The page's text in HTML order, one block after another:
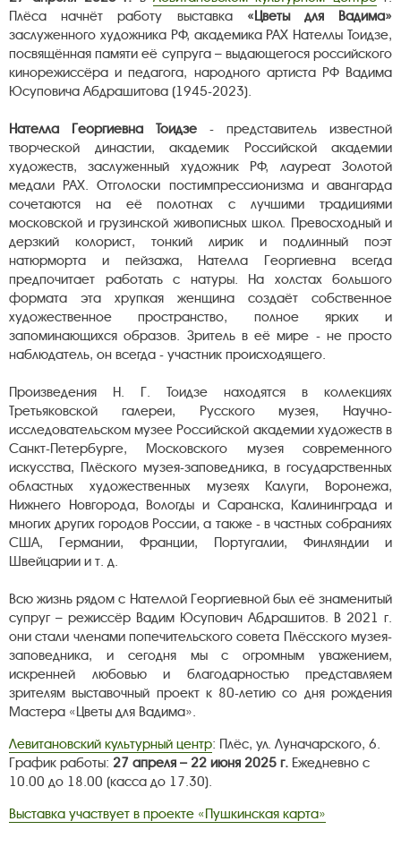
Плёса начнёт работу выставка «Цветы для Вадима»
заслуженного художника РФ, академика РАХ Нателлы Тоидзе,
посвящённая памяти её супруга – выдающегося российского
кинорежиссёра и педагога, народного артиста РФ Вадима
Юсуповича Абдрашитова (1945-2023).
Нателла Георгиевна Тоидзе - представитель известной
творческой династии, академик Российской академии
художеств, заслуженный художник РФ, лауреат Золотой
медали РАХ. Отголоски постимпрессионизма и авангарда
сочетаются на её полотнах с лучшими традициями
московской и грузинской живописных школ. Превосходный и
дерзкий колорист, тонкий лирик и подлинный поэт
натюрморта и пейзажа, Нателла Георгиевна всегда
предпочитает работать с натуры. На холстах большого
формата эта хрупкая женщина создаёт собственное
художественное пространство, полное ярких и
запоминающихся образов. Зритель в её мире - не просто
наблюдатель, он всегда - участник происходящего.
Произведения Н. Г. Тоидзе находятся в коллекциях
Третьяковской галереи, Русского музея, Научно-
исследовательском музее Российской академии художеств в
Санкт-Петербурге, Московского музея современного
искусства, Плёского музея-заповедника, в государственных
областных художественных музеях Калуги, Воронежа,
Нижнего Новгорода, Вологды и Саранска, Калининграда и
многих других городов России, а также - в частных собраниях
США, Германии, Франции, Португалии, Финляндии и
Швейцарии и т. д.
Всю жизнь рядом с Нателлой Георгиевной был её знаменитый
супруг – режиссёр Вадим Юсупович Абдрашитов. В 2021 г.
они стали членами попечительского совета Плёсского музея-
заповедника, и сегодня мы с огромным уважением,
искренней любовью и благодарностью представляем
зрителям выставочный проект к 80-летию со дня рождения
Мастера «Цветы для Вадима».
Левитановский культурный центр: Плёс, ул. Луначарского, 6.
График работы: 27 апреля – 22 июня 2025 г. Ежедневно с
10.00 до 18.00 (касса до 17.30).
Выставка участвует в проекте «Пушкинская карта»